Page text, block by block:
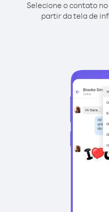
Selecione o contato
partir da tela de